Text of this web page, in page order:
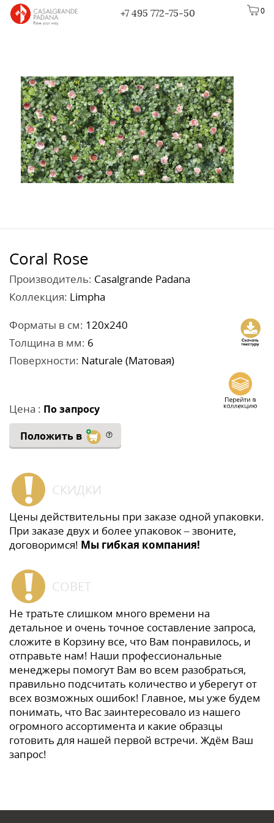
0
+7 495 772-75-50
Coral Rose
Производитель: Casalgrande Padana
Коллекция: Limpha
Форматы в см: 120x240
Толщина в мм: 6
Поверхности: Naturale (Матовая)
Цена : По запросу
Положить в
СКИДКИ
Цены действительны при заказе одной упаковки.
При заказе двух и более упаковок – звоните,
договоримся! Мы гибкая компания!
СОВЕТ
Не тратьте слишком много времени на
детальное и очень точное составление запроса,
сложите в Корзину все, что Вам понравилось, и
отправьте нам! Наши профессиональные
менеджеры помогут Вам во всем разобраться,
правильно подсчитать количество и уберегут от
всех возможных ошибок! Главное, мы уже будем
понимать, что Вас заинтересовало из нашего
огромного ассортимента и какие образцы
готовить для нашей первой встречи. Ждём Ваш
запрос!